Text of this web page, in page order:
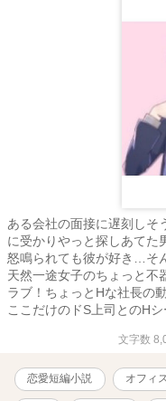
ある会社の面接に遅刻しそ
に受かりやっと探しあて
怒鳴られても彼が好き…そ
天然一途女子のちょっと不
ラブ！ちょっとHな社長の
ここだけのドS上司とのH
文字数
恋愛短編小説 オフィ